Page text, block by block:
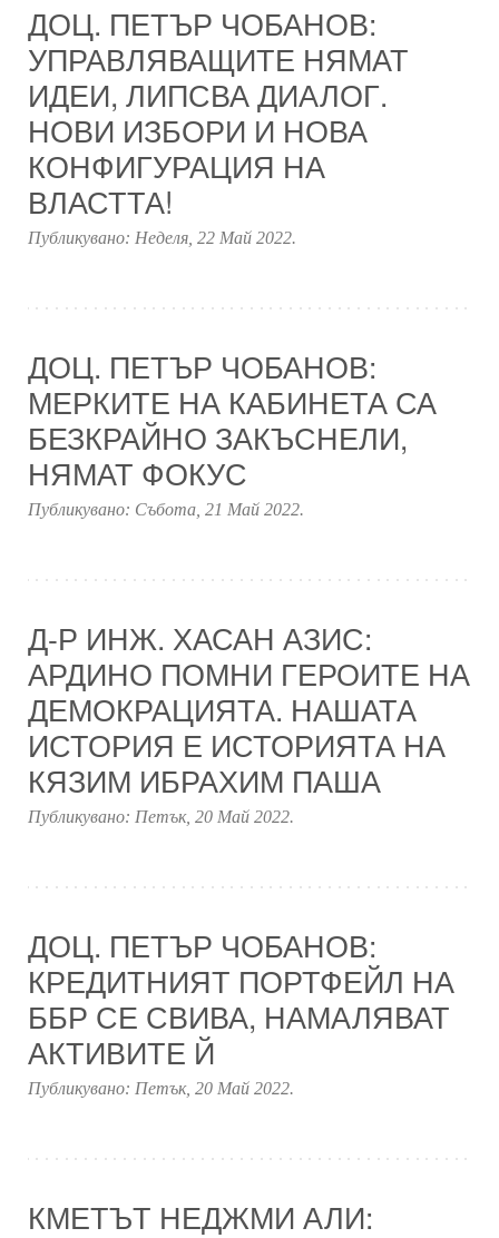
ДОЦ. ПЕТЪР ЧОБАНОВ:
УПРАВЛЯВАЩИТЕ НЯМАТ
ИДЕИ, ЛИПСВА ДИАЛОГ.
НОВИ ИЗБОРИ И НОВА
КОНФИГУРАЦИЯ НА
ВЛАСТТА!
Публикувано: Неделя, 22 Май 2022.
ДОЦ. ПЕТЪР ЧОБАНОВ:
МЕРКИТЕ НА КАБИНЕТА СА
БЕЗКРАЙНО ЗАКЪСНЕЛИ,
НЯМАТ ФОКУС
Публикувано: Събота, 21 Май 2022.
Д-Р ИНЖ. ХАСАН АЗИС:
АРДИНО ПОМНИ ГЕРОИТЕ НА
ДЕМОКРАЦИЯТА. НАШАТА
ИСТОРИЯ Е ИСТОРИЯТА НА
КЯЗИМ ИБРАХИМ ПАША
Публикувано: Петък, 20 Май 2022.
ДОЦ. ПЕТЪР ЧОБАНОВ:
КРЕДИТНИЯТ ПОРТФЕЙЛ НА
ББР СЕ СВИВА, НАМАЛЯВАТ
АКТИВИТЕ Й
Публикувано: Петък, 20 Май 2022.
КМЕТЪТ НЕДЖМИ АЛИ: